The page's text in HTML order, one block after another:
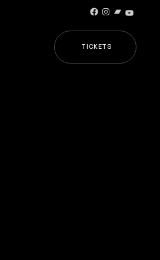
Facebook
Instagram
Bandcamp
TICKETS